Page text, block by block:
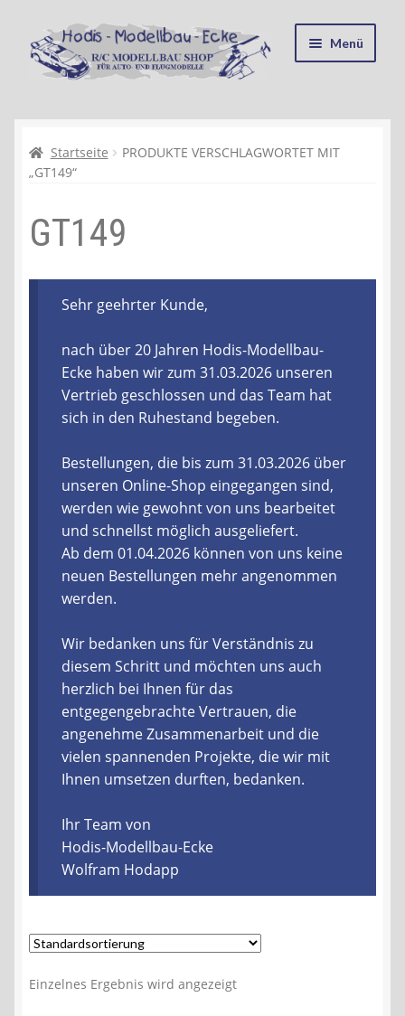
Zur
Navigation
springen
Zum
Inhalt
springen
Menü
Kasse
Recycling, Entsorgung und Umwelt
Shop
Warenkorb
Ablauf einer Bestellung
Zahlungsarten
Lieferzeit & Verfügbarkeit
Gutschein
Batterien- und Akku Verordnung
Elektro- und Elektronikgeräte Verordnung
Öle- und Schmierstoff Verordnung
Vereine & Foren
Kontakt
Startseite
PRODUKTE VERSCHLAGWORTET MIT
„GT149“
GT149
Sehr geehrter Kunde,
nach über 20 Jahren Hodis-Modellbau-
Ecke haben wir zum 31.03.2026 unseren
Vertrieb geschlossen und das Team hat
sich in den Ruhestand begeben.
Bestellungen, die bis zum 31.03.2026 über
unseren Online-Shop eingegangen sind,
werden wie gewohnt von uns bearbeitet
und schnellst möglich ausgeliefert.
Ab dem 01.04.2026 können von uns keine
neuen Bestellungen mehr angenommen
werden.
Wir bedanken uns für Verständnis zu
diesem Schritt und möchten uns auch
herzlich bei Ihnen für das
entgegengebrachte Vertrauen, die
angenehme Zusammenarbeit und die
vielen spannenden Projekte, die wir mit
Ihnen umsetzen durften, bedanken.
Ihr Team von
Hodis-Modellbau-Ecke
Wolfram Hodapp
Einzelnes Ergebnis wird angezeigt